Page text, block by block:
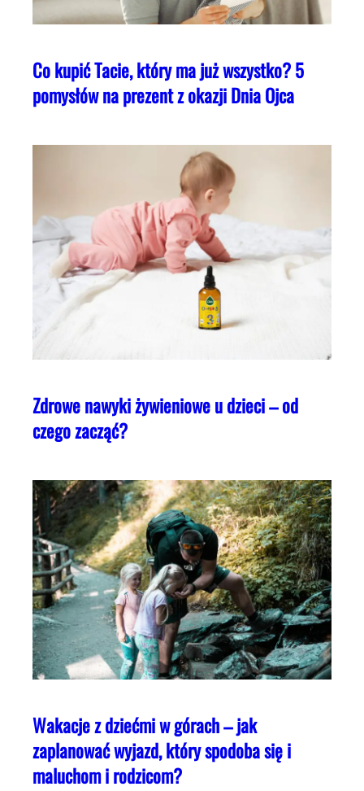
Co kupić Tacie, który ma już wszystko? 5
pomysłów na prezent z okazji Dnia Ojca
Zdrowe nawyki żywieniowe u dzieci – od
czego zacząć?
Wakacje z dziećmi w górach – jak
zaplanować wyjazd, który spodoba się i
maluchom i rodzicom?